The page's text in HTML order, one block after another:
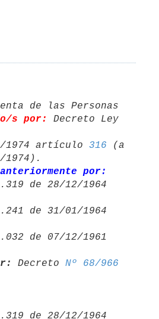
de las Personas
s por:
Decreto Ley
1974 artículo 316 (a
anteriormente por:
Decreto Nº 68/966